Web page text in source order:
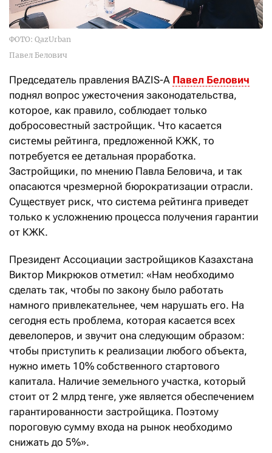
ФОТО: QazUrban
Павел Белович
Председатель правления BAZIS-A Павел Белович
поднял вопрос ужесточения законодательства,
которое, как правило, соблюдает только
добросовестный застройщик. Что касается
системы рейтинга, предложенной КЖК, то
потребуется ее детальная проработка.
Застройщики, по мнению Павла Беловича, и так
опасаются чрезмерной бюрократизации отрасли.
Существует риск, что система рейтинга приведет
только к усложнению процесса получения гарантии
от КЖК.
Президент Ассоциации застройщиков Казахстана
Виктор Микрюков отметил: «Нам необходимо
сделать так, чтобы по закону было работать
намного привлекательнее, чем нарушать его. На
сегодня есть проблема, которая касается всех
девелоперов, и звучит она следующим образом:
чтобы приступить к реализации любого объекта,
нужно иметь 10% собственного стартового
капитала. Наличие земельного участка, который
стоит от 2 млрд тенге, уже является обеспечением
гарантированности застройщика. Поэтому
пороговую сумму входа на рынок необходимо
снижать до 5%».